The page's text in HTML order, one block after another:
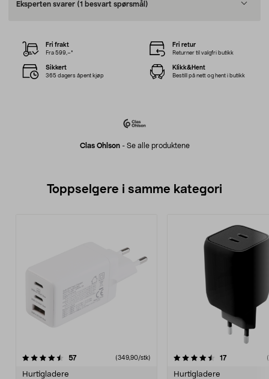
Eksperten svarer (1 besvart spørsmål)
Clas Ohlson- Se alle produktene
Fri frakt
Fra 599,–*
Fri retur
Returner til valgfri butikk
Sikkert
365 dagers åpent kjøp
Klikk&Hent
Bestill på nett og hent i butikk
Toppselgere i samme kategori
57anmeldelser(349,90/stk)
Hurtigladere
4.5 av 5 stjerner 17anmeldelser
Hurtigladere
4.5 av 5 stjerner